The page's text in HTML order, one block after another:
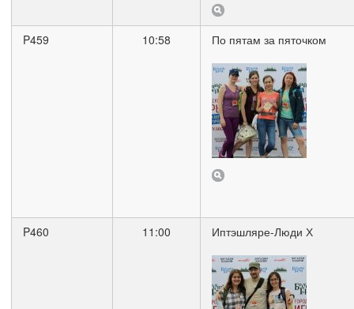
P459 10:58 По пятам за пяточком
P460 11:00 Иптэшляре-Люди Х